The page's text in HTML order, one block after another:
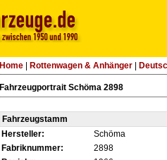
Home Rottenwagen & Anhänger
Fahrzeugportrait Schöma 2898
Fahrzeugstamm
Hersteller:
Schöma
Fabriknummer:
2898